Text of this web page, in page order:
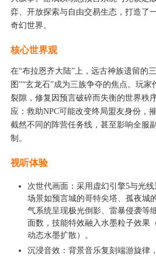
弈、开放探索与自由交易生态，打造了
奇幻世界。
核心世界观
在“布拉恩齐大陆”上，远古神族遗留的
图”“玄龙石”成为三族争夺的焦点。玩家
裂隙，修复因预言破碎而失衡的世界秩
应：救助NPC可能改变终局盟友身份，
截然不同的阵营任务线，甚至影响全服
制。
视听体验
次世代画面：采用虚幻引擎5与光
场景如预言城的哥特尖塔、孤夜城
气系统呈现极光倒影、雷暴侵袭等
面数，技能特效融入水墨粒子效果
动态水墨扩散）。
沉浸音效：背景音乐复刻端游旋律